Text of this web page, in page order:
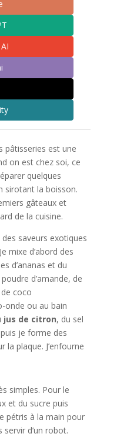
pâtisseries est une
on est chez soi, ce
quelques
sirotant la boisson.
gâteaux et
de la cuisine.
saveurs exotiques
mixe d’abord des
d’ananas et du
d’amande, de
coco
onde ou au bain
jus de citron, du sel
je forme des
plaque. J’enfourne
simples. Pour le
et du sucre puis
pétris à la main pour
d’un robot.